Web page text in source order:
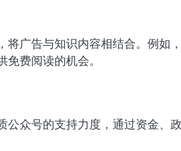
将广告与知识内容相结合。例如
费阅读的机会。
公众号的支持力度，通过资金、